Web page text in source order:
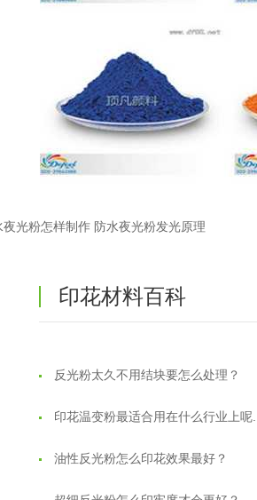
夜光粉怎样制作 防水夜光粉发光原理
印花材料百科
温变粉丝印到底用多少目网版？这篇...